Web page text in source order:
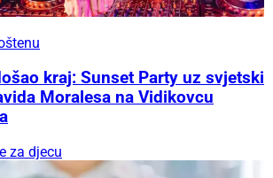
kraj: Sunset Party uz svjetski
Moralesa na Vidikovcu
za djecu